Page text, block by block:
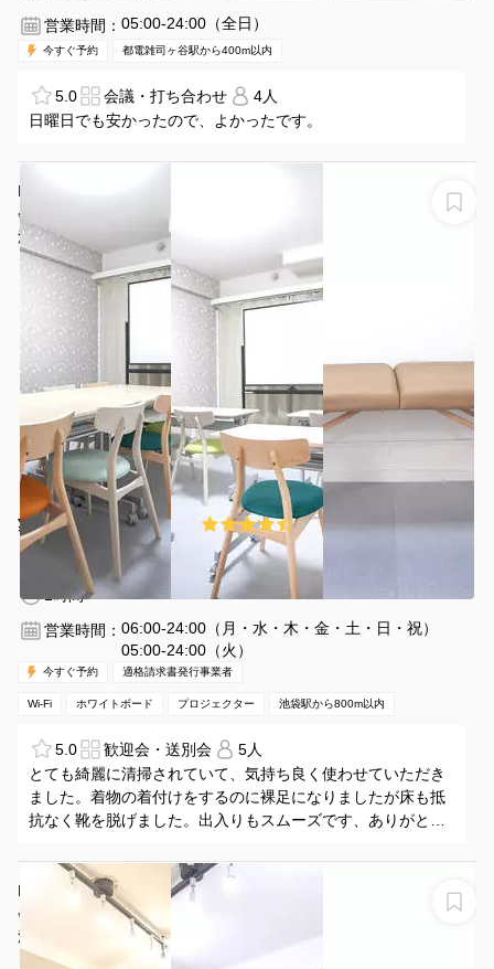
営業時間： 05:00-24:00（全日）
今すぐ予約 都電雑司ヶ谷駅から400m以内
5.0 会議・打ち合わせ
4人
日曜日でも安かったので、よかったです。
NEW OPEN！池袋東口から４分！12名収容、毎日清掃、
会議、セミナー、研修、イベント、ボードゲーム、面
接、撮影、整体、オンライン利用等､光回線 サンフラワ
１
池袋FRIENDS会議室サンフラワー1
¥100 〜 ¥1100 4.7
(43件)
池袋駅 徒歩6分東京都豊島区東池袋1-26-4
1時間〜
営業時間： 06:00-24:00（月・水・木・金・土・日・祝）
05:00-24:00（火）
今すぐ予約 適格請求書発行事業者
Wi-Fi ホワイトボード プロジェクター 池袋駅から800m以内
5.0 歓迎会・送別会
5人
とても綺麗に清掃されていて、気持ち良く使わせていただき
ました。着物の着付けをするのに裸足になりましたが床も抵
抗なく靴を脱げました。出入りもスムーズです、ありがとう
NEW OPEN！池袋東口から４分！10名収容、毎日清掃、
会議、セミナー、研修、イベント、ボードゲーム、面
接、撮影、整体、オンライン利用等､光回線 サンフラワ
池袋FRIENDS会議室サンフラワー2